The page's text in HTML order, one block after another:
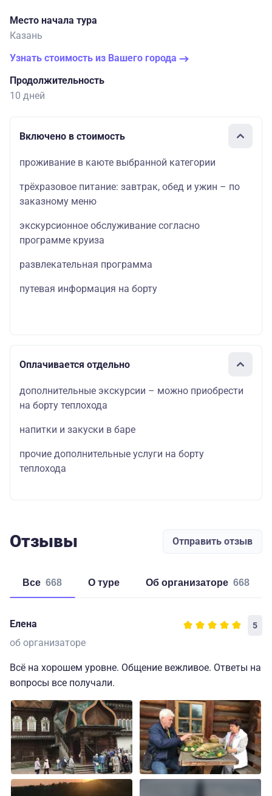
Место начала тура
Казань
Узнать стоимость из Вашего города
Продолжительность
10 дней
Включено в стоимость
проживание в каюте выбранной категории
трёхразовое питание: завтрак, обед и ужин – по
заказному меню
экскурсионное обслуживание согласно
программе круиза
развлекательная программа
путевая информация на борту
Оплачивается отдельно
дополнительные экскурсии – можно приобрести
на борту теплохода
напитки и закуски в баре
прочие дополнительные услуги на борту
теплохода
Отзывы Отправить отзыв
Все 668 о туре об организаторе 668
Елена 5
об организаторе
Всё на хорошем уровне. Общение вежливое. Ответы на
вопросы все получали.